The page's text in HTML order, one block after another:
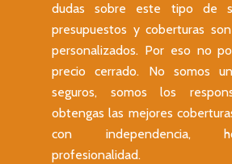
dudas sobre este tipo de
presupuestos y coberturas
personalizados. Por eso no
precio cerrado. No somos
seguros, somos los
obtengas las mejores
con independencia,
profesionalidad.